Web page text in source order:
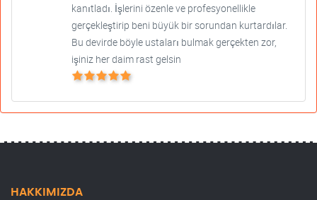
kanıtladı. İşlerini özenle ve profesyonellikle
gerçekleştirip beni büyük bir sorundan kurtardılar.
Bu devirde böyle ustaları bulmak gerçekten zor,
işiniz her daim rast gelsin
HAKKIMIZDA